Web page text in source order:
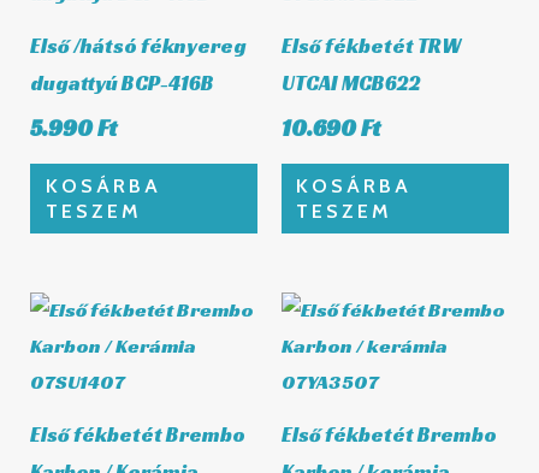
Első /hátsó féknyereg
dugattyú BCP-416B
5.990Ft
KOSÁRBA
TESZEM
Első fékbetét TRW
UTCAI MCB622
10.690Ft
KOSÁRBA
TESZEM
Első fékbetét Brembo
Első fékbetét Brembo